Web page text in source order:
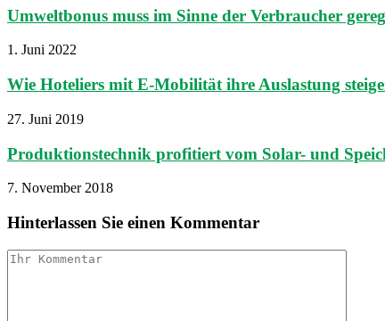
Umweltbonus muss im Sinne der Verbraucher
1. Juni 2022
Wie Hoteliers mit E-Mobilität ihre Auslastung
27. Juni 2019
Produktionstechnik profitiert vom Solar- und
7. November 2018
Hinterlassen Sie einen Kommentar